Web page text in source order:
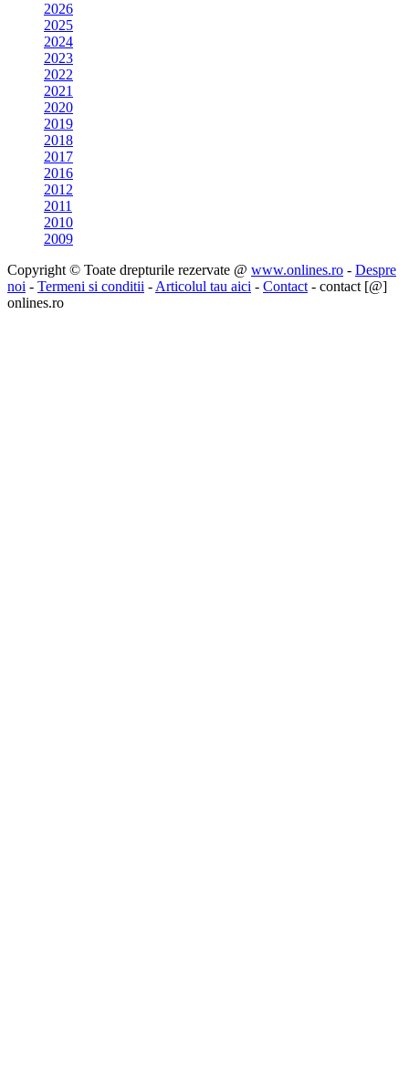
2026
2025
2024
2023
2022
2021
2020
2019
2018
2017
2016
2012
2011
2010
2009
Copyright © Toate drepturile rezervate @ www.onlines.ro - Despre
noi - Termeni si conditii - Articolul tau aici - Contact - contact [@]
onlines.ro